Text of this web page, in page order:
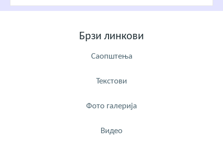
Брзи линкови
Саопштења
Текстови
Фото галерија
Видео